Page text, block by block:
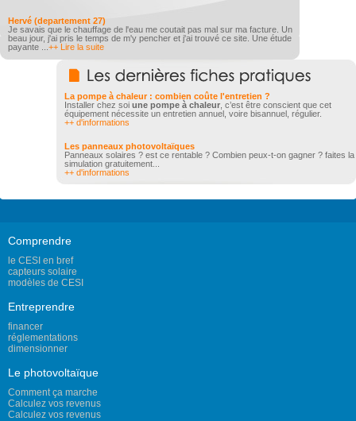
Hervé (departement 27)
Je savais que le chauffage de l'eau me coutait pas mal sur ma facture. Un
beau jour, j'ai pris le temps de m'y pencher et j'ai trouvé ce site. Une étude
payante ... ++ Lire la suite
La pompe à chaleur : combien coûte l'entretien ?
Installer chez soi une pompe à chaleur , c’est être conscient que cet
équipement nécessite un entretien annuel, voire bisannuel, régulier.
++ d'informations
Les panneaux photovoltaïques
Panneaux solaires ? est ce rentable ? Combien peux-t-on gagner ? faites la
simulation gratuitement...
++ d'informations
Comprendre
le CESI en bref
capteurs solaire
modèles de CESI
Entreprendre
financer
réglementations
dimensionner
Le photovoltaïque
Comment ça marche
Calculez vos revenus
Calculez vos revenus